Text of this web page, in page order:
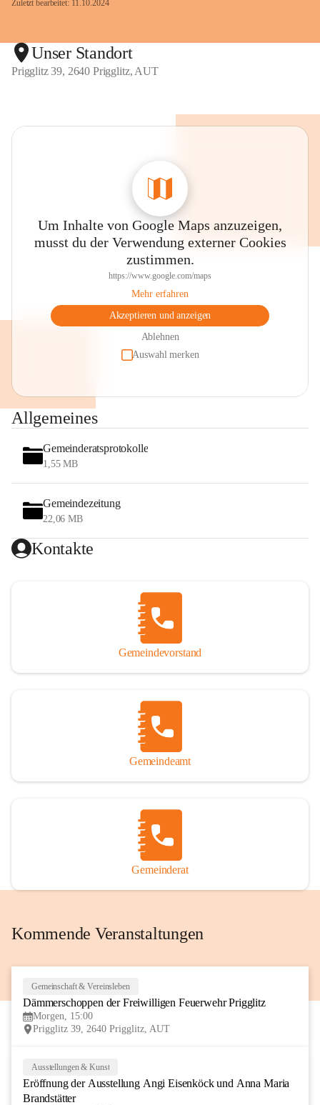
Zuletzt bearbeitet: 11.10.2024
Unser Standort
Prigglitz 39, 2640 Prigglitz, AUT
Um Inhalte von Google Maps anzuzeigen,
musst du der Verwendung externer Cookies
zustimmen.
https://www.google.com/maps
Mehr erfahren
Akzeptieren und anzeigen
Ablehnen
Auswahl merken
Allgemeines
Gemeinderatsprotokolle
1,55 MB
Gemeindezeitung
22,06 MB
Kontakte
Gemeindevorstand
Gemeindeamt
Gemeinderat
Kommende Veranstaltungen
Gemeinschaft & Vereinsleben
Dämmerschoppen der Freiwilligen Feuerwehr Prigglitz
Morgen, 15:00
Prigglitz 39, 2640 Prigglitz, AUT
AUG
Ausstellungen & Kunst
Eröffnung der Ausstellung Angi Eisenköck und Anna Maria
Brandstätter